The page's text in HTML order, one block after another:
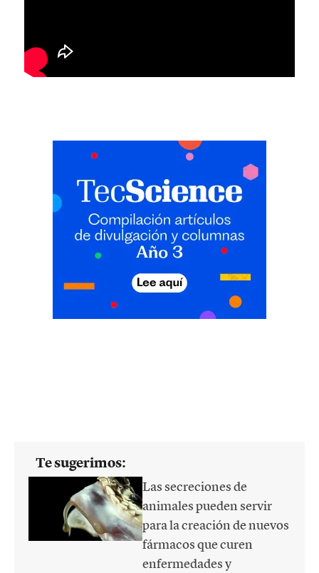
Te sugerimos:
Las secreciones de
animales pueden servir
para la creación de nuevos
fármacos que curen
enfermedades y